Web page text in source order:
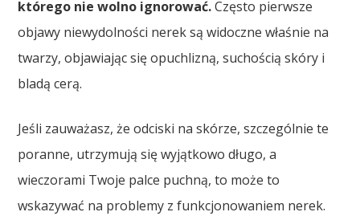
którego nie wolno ignorować.Często pierwsze
objawy niewydolności nerek są widoczne właśnie na
twarzy, objawiając się opuchlizną, suchością skóry i
bladą cerą.
Jeśli zauważasz, że odciski na skórze, szczególnie te
poranne, utrzymują się wyjątkowo długo, a
wieczorami Twoje palce puchną, to może to
wskazywać na problemy z funkcjonowaniem nerek.